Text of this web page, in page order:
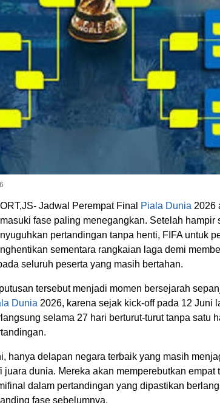
Jadwal Perempat Final Piala Dunia 2026
fase paling menegangkan. Setelah hampir
pertandingan tanpa henti, FIFA untuk
sementara rangkaian laga demi
seluruh peserta yang masih bertahan.
tersebut menjadi momen bersejarah
Dunia 2026, karena sejak kick-off pada 12 Juni
selama 27 hari berturut-turut tanpa satu
hanya delapan negara terbaik yang masih
juara dunia. Mereka akan memperebutkan empat
dalam pertandingan yang dipastikan
fase sebelumnya.